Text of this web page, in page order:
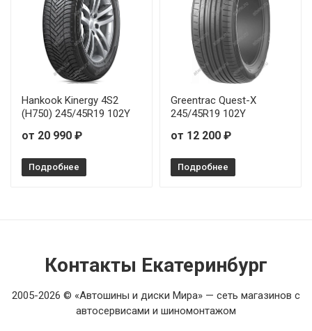
Hankook Kinergy 4S2
(H750) 245/45R19 102Y
от 20 990 ₽
Подробнее
Greentrac Quest-X
245/45R19 102Y
от 12 200 ₽
Подробнее
Контакты Екатеринбург
2005-2026 © «Автошины и диски Мира» — сеть магазинов с
автосервисами и шиномонтажом